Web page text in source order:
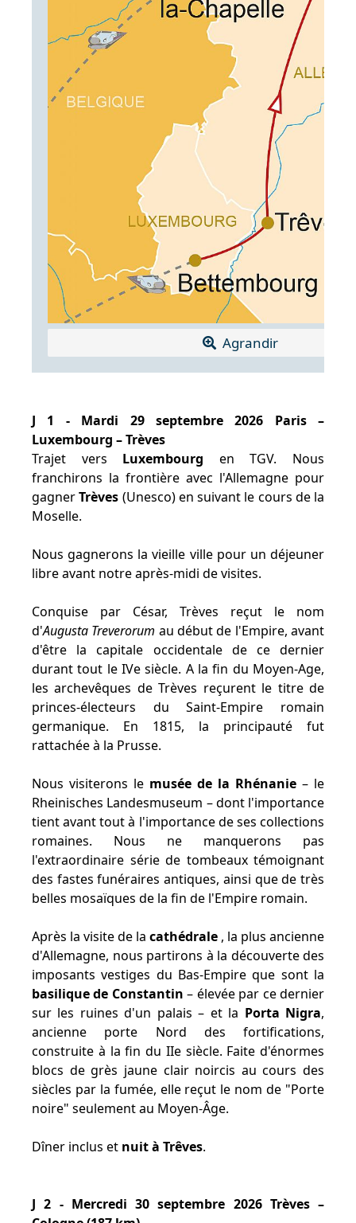
Agrandir
J 1 - Mardi 29 septembre 2026 Paris –
Luxembourg – Trèves
Trajet vers Luxembourg en TGV. Nous
franchirons la frontière avec l'Allemagne pour
gagnerTrèves (Unesco) en suivant le cours de la
Moselle.
Nous gagnerons la vieille ville pour un déjeuner
libre avant notre après-midi de visites.
Conquise par César, Trèves reçut le nom
d'Augusta Treverorum au début de l'Empire, avant
d'être la capitale occidentale de ce dernier
durant tout le IVe siècle. A la fin du Moyen-Age,
les archevêques de Trèves reçurent le titre de
princes-électeurs du Saint-Empire romain
germanique. En 1815, la principauté fut
rattachée à la Prusse.
Nous visiterons le musée de la Rhénanie – le
Rheinisches Landesmuseum – dont l'importance
tient avant tout à l'importance de ses collections
romaines. Nous ne manquerons pas
l'extraordinaire série de tombeaux témoignant
des fastes funéraires antiques, ainsi que de très
belles mosaïques de la fin de l'Empire romain.
Après la visite de la cathédrale , la plus ancienne
d'Allemagne, nous partirons à la découverte des
imposants vestiges du Bas-Empire que sont la
basilique de Constantin – élevée par ce dernier
sur les ruines d'un palais – et la Porta Nigra,
ancienne porte Nord des fortifications,
construite à la fin du IIe siècle. Faite d'énormes
blocs de grès jaune clair noircis au cours des
siècles par la fumée, elle reçut le nom de "Porte
noire" seulement au Moyen-Âge.
Dîner inclus et nuit à Trêves.
J 2 - Mercredi 30 septembre 2026 Trèves –